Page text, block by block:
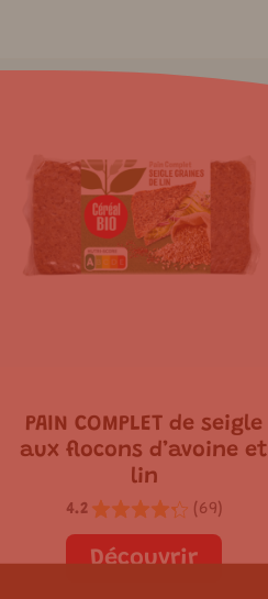
PAIN COMPLET de seigle
aux flocons d’avoine et
lin
4.2 ( 69 )
Découvrir